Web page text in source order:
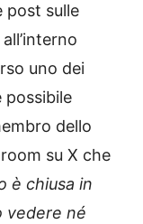
post sulle
uno dei
possibile
dello
su X che
è chiusa in
vedere né